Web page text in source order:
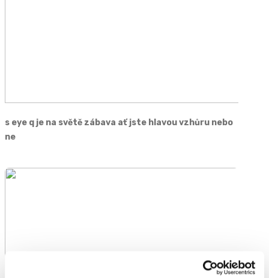
s eye q je na světě zábava ať jste hlavou vzhůru nebo
ne